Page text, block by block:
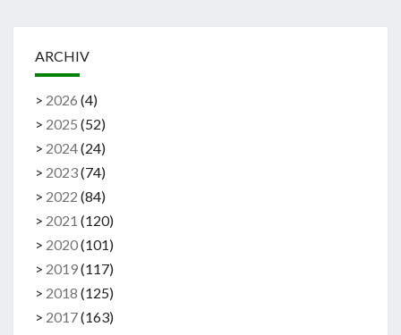
ARCHIV
> 2026 (4)
> 2025 (52)
> 2024(24)
> 2023(74)
> 2022 (84)
> 2021 (120)
> 2020(101)
> 2019(117)
> 2018 (125)
> 2017(163)